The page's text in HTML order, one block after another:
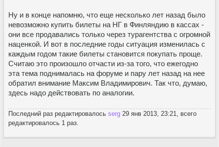
Ну и в конце напомню, что еще несколько лет назад было
невозможно купить билеты на НГ в Финляндию в кассах -
они все продавались только через турагентства с огромной
наценкой. И вот в последние годы ситуация изменилась с
каждым годом такие билеты становится покупать проще.
Считаю это произошло отчасти из-за того, что ежегодно
эта тема поднималась на форуме и пару лет назад на нее
обратил внимание Максим Владимирович. Так что, думаю,
здесь надо действовать по аналогии.
Последний раз редактировалось serg 29 янв 2013, 23:21, всего
редактировалось 1 раз.